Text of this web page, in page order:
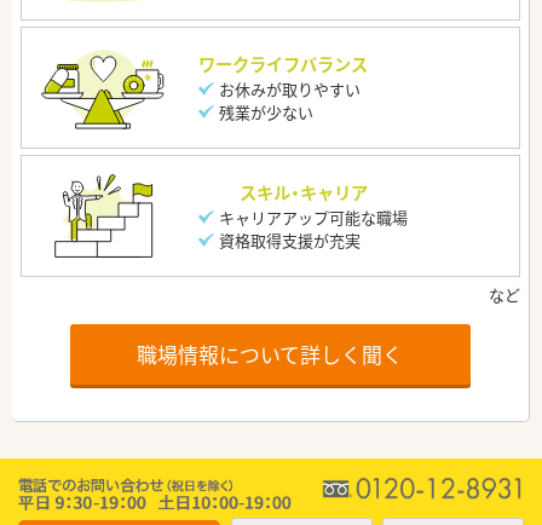
ワークライフバランス
お休みが取りやすい
残業が少ない
スキル・キャリア
キャリアアップ可能な職場
資格取得支援が充実
職場情報について詳しく聞く